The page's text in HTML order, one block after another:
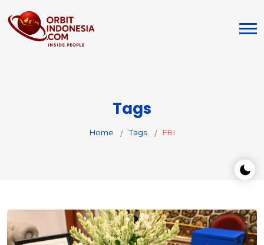
Tags
Home Tags FBI